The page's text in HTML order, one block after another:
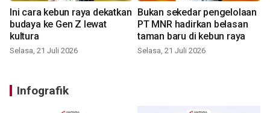
Ini cara kebun raya dekatkan
budaya ke Gen Z lewat
kultura
Selasa, 21 Juli 2026
Bukan sekedar pengelolaan
PT MNR hadirkan belasan
taman baru di kebun raya
Selasa, 21 Juli 2026
Infografik